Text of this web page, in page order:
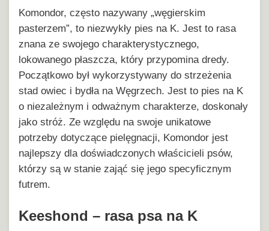
Komondor, często nazywany „węgierskim
pasterzem”, to niezwykły pies na K. Jest to rasa
znana ze swojego charakterystycznego,
lokowanego płaszcza, który przypomina dredy.
Początkowo był wykorzystywany do strzeżenia
stad owiec i bydła na Węgrzech. Jest to pies na K
o niezależnym i odważnym charakterze, doskonały
jako stróż. Ze względu na swoje unikatowe
potrzeby dotyczące pielęgnacji, Komondor jest
najlepszy dla doświadczonych właścicieli psów,
którzy są w stanie zająć się jego specyficznym
futrem.
Keeshond – rasa psa na K